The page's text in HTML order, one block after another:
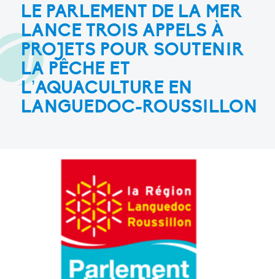
LE PARLEMENT DE LA MER
LANCE TROIS APPELS À
PROJETS POUR SOUTENIR
LA PÊCHE ET
L’AQUACULTURE EN
LANGUEDOC-ROUSSILLON